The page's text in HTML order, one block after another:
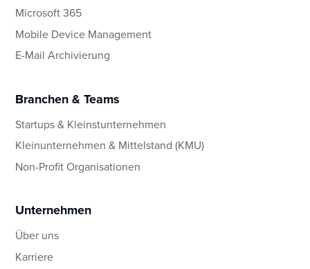
Microsoft 365
Mobile Device Management
E-Mail Archivierung
Branchen & Teams
Startups & Kleinstunternehmen
Kleinunternehmen & Mittelstand (KMU)
Non-Profit Organisationen
Unternehmen
Über uns
Karriere